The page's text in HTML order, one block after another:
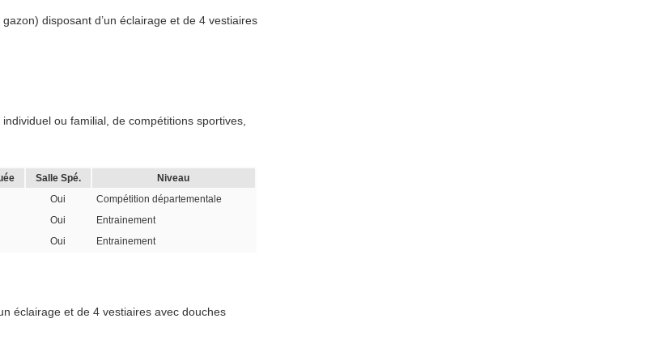
disposant d’un éclairage et de 4 vestiaires
ou familial, de compétitions sportives,
Salle Spé.
Niveau
Oui
Compétition départementale
Oui
Entrainement
Oui Entrainement
éclairage et de 4 vestiaires avec douches